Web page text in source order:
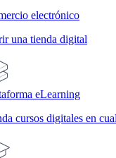
electrónico
una tienda digital
eLearning
cursos digitales en